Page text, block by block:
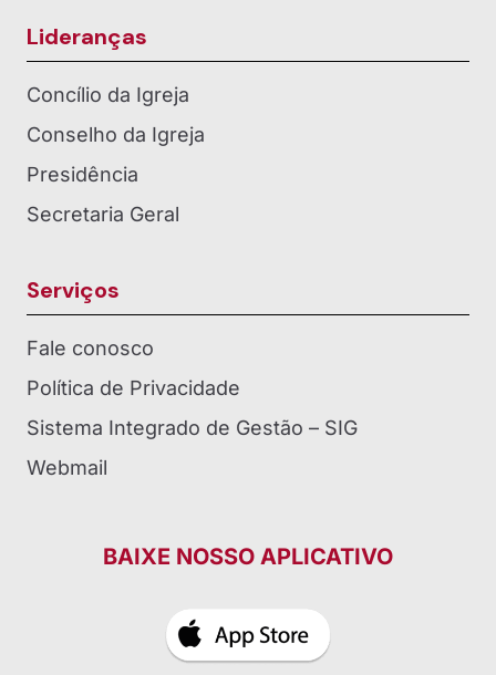
Lideranças
Concílio da Igreja
Conselho da Igreja
Presidência
Secretaria Geral
Serviços
Fale conosco
Política de Privacidade
Sistema Integrado de Gestão – SIG
Webmail
BAIXE NOSSO APLICATIVO